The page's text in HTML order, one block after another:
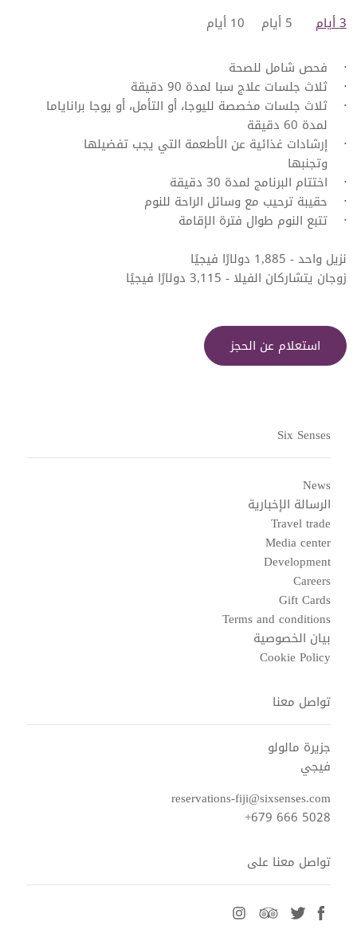
3 أيام ​5 أيام
10 أيام
فحص شامل للصحة
ثلاث جلسات علاج سبا لمدة 90 دقيقة
ثلاث جلسات مخصصة لليوجا، أو التأمل، أو يوجا براناياما
لمدة 60 دقيقة
إرشادات غذائية عن الأطعمة التي يجب تفضيلها
وتجنبها
اختتام البرنامج لمدة 30 دقيقة
حقيبة ترحيب مع وسائل الراحة للنوم
تتبع النوم طوال فترة الإقامة
نزيل واحد - 1,885 دولارًا فيجيًا
زوجان يتشاركان الفيلا - 3,115 دولارًا فيجيًا
استعلام عن الحجز
Six Senses
News
الرسالة الإخبارية
Travel trade
Media center
Development
Careers
Gift Cards
Terms and conditions
بيان الخصوصية
Cookie Policy
تواصل معنا
جزيرة مالولو
فيجي
reservations-fiji@sixsenses.com
+679 666 5028
تواصل معنا على
facebook
twitter
tripadvisor